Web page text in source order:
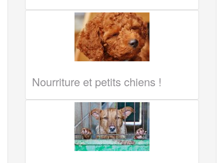
Nourriture et petits chiens !